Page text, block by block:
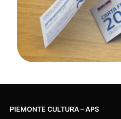
PIEMONTE CULTURA – APS